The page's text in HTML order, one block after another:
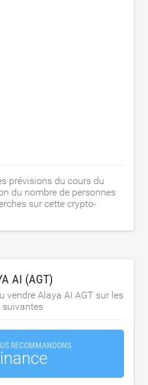
prévisions du cours du
du nombre de personnes
sur cette crypto-
AI (AGT)
vendre Alaya AI AGT sur les
suivantes
RECOMMANDONS